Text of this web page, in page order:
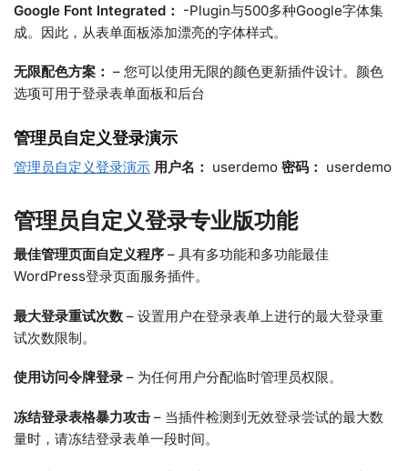
Google Font Integrated： -Plugin与500多种Google字体集
成。因此，从表单面板添加漂亮的字体样式。
无限配色方案： – 您可以使用无限的颜色更新插件设计。颜色
选项可用于登录表单面板和后台
管理员自定义登录演示
管理员自定义登录演示 用户名： userdemo 密码： userdemo
管理员自定义登录专业版功能
最佳管理页面自定义程序 – 具有多功能和多功能最佳
WordPress登录页面服务插件。
最大登录重试次数 – 设置用户在登录表单上进行的最大登录重
试次数限制。
使用访问令牌登录 – 为任何用户分配临时管理员权限。
冻结登录表格暴力攻击 – 当插件检测到无效登录尝试的最大数
量时，请冻结登录表单一段时间。